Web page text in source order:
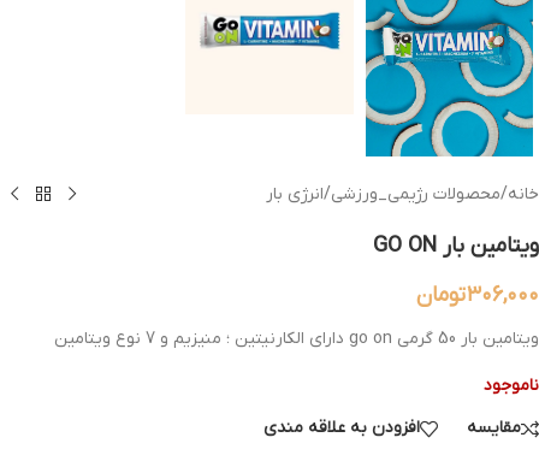
خانه/محصولات رژیمی_ورزشی/انرژی بار
ویتامین بار GO ON
۳۰۶,۰۰۰تومان
ویتامین بار 50 گرمی go on دارای الکارنیتین ؛ منیزیم و 7 نوع ویتامین
ناموجود
مقایسه
افزودن به علاقه مندی